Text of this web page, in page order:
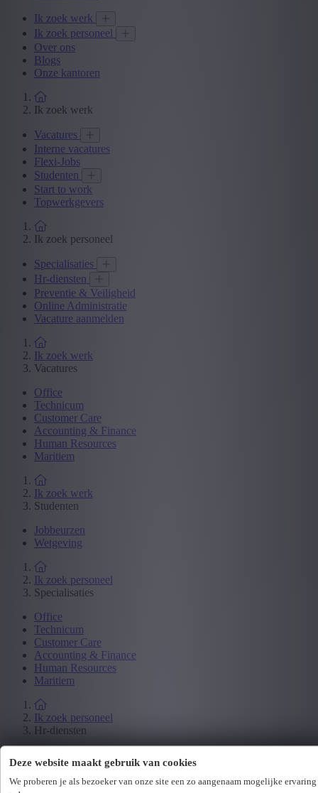
Deze website maakt gebruik van cookies
We proberen je als bezoeker van onze site een zo aangenaam mogelijke ervaring
Ik zoek werk
Ik zoek personeel
Over ons
Blogs
Onze kantoren
Ik zoek werk
Vacatures
Interne vacatures
Flexi-Jobs
Studenten
Start to work
Topwerkgevers
Ik zoek personeel
Specialisaties
Hr-diensten
Preventie & Veiligheid
Online Administratie
Vacature aanmelden
Ik zoek werk
Vacatures
Office
Technicum
Customer Care
Accounting & Finance
Human Resources
Maritiem
Ik zoek werk
Studenten
Jobbeurzen
Wetgeving
Ik zoek personeel
Specialisaties
Office
Technicum
Customer Care
Accounting & Finance
Human Resources
Maritiem
Ik zoek personeel
Hr-diensten
Flexi-jobs
Projectsourcing